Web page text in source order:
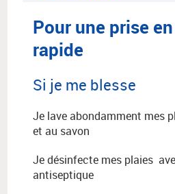
Pour une prise
rapide
Si je me blesse
Je lave abondamment mes
et au savon
Je désinfecte mes plaies
antiseptique